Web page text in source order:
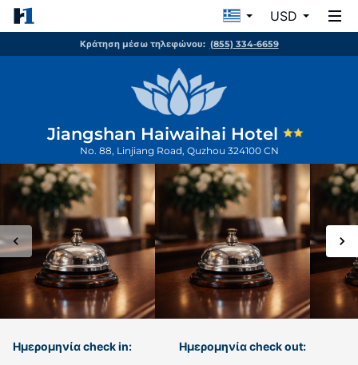
USD
Κράτηση μέσω τηλεφώνου: (855) 334-6659
Jiangshan Haiwaihai Hotel
No. 88, Linjiang Road, Quzhou 324100 CN
Ημερομηνία check in: Ημερομηνία check out: